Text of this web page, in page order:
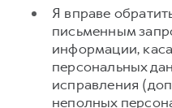
Я вправе
письменным
информации,
персональных
исправления
неполных